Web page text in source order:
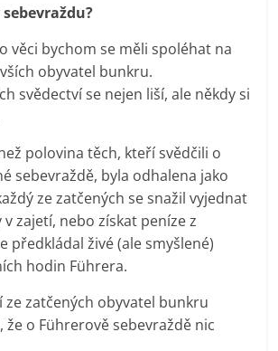
věci bychom se měli spoléhat na
obyvatel bunkru.
svědectví se nejen liší, ale někdy si
polovina těch, kteří svědčili o
sebevraždě, byla odhalena jako
ze zatčených se snažil vyjednat
zajetí, nebo získat peníze z
předkládal živé (ale smyšlené)
hodin Führera.
ze zatčených obyvatel bunkru
o Führerově sebevraždě nic